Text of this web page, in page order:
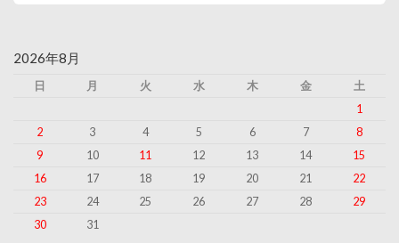
2026年8月
日 月 火 水 木 金
土
1
2
3 4 5 6 7
8
9
10 11 12 13 14
15
16
17 18 19 20 21
22
23
24 25 26 27 28
29
30
31